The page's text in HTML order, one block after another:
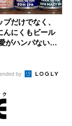
だけでなく、
んにくもビール
がハンパないブ
by